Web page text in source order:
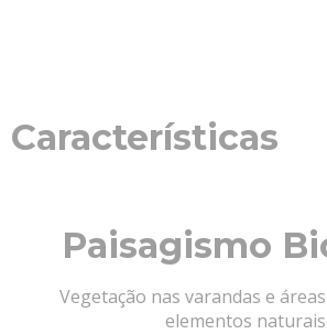
Características
Paisagismo
Vegetação nas varandas e
elementos naturais.